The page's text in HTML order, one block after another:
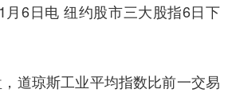
6日电 纽约股市三大股指6日下
琼斯工业平均指数比前一交易